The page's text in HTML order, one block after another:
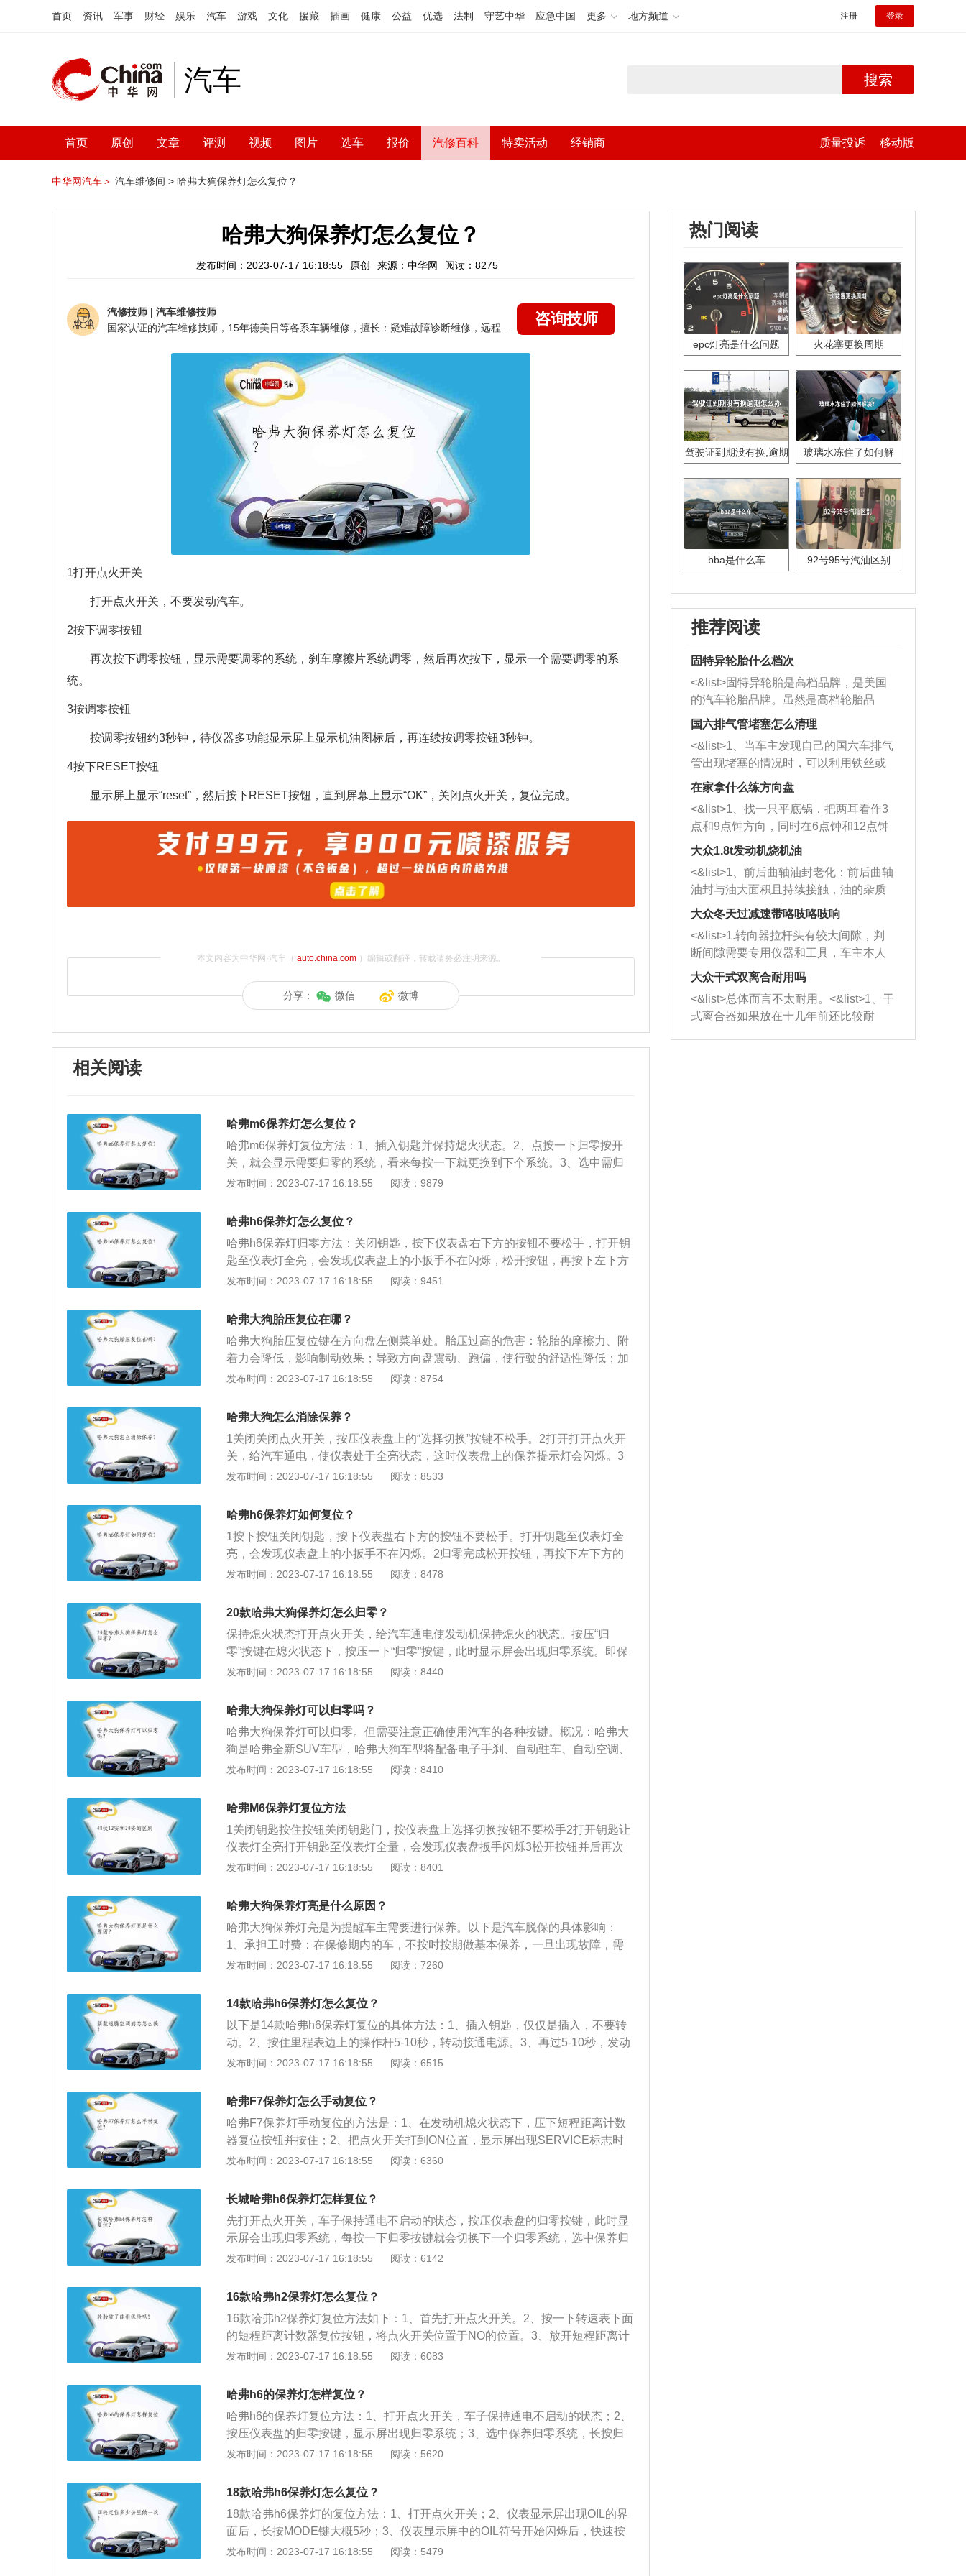
首页 资讯 军事 财经 娱乐 汽车 游戏 文化 援藏 插画 健康 公益 优选 法制 守艺中华 应急中国 更多 地方频道 注册 登录
汽车 搜索
首页 原创 文章 评测 视频 图片 选车 报价 汽修百科 特卖活动 经销商 质量投诉 移动版
中华网汽车＞ 汽车维修间 > 哈弗大狗保养灯怎么复位？
哈弗大狗保养灯怎么复位？
发布时间：2023-07-17 16:18:55 原创 来源：中华网 阅读：8275
汽修技师 | 汽车维修技师
咨询技师
1打开点火开关
打开点火开关，不要发动汽车。
2按下调零按钮
再次按下调零按钮，显示需要调零的系统，刹车摩擦片系统调零，然后再次按下，显示一个需要调零的系
统。
3按调零按钮
按调零按钮约3秒钟，待仪器多功能显示屏上显示机油图标后，再连续按调零按钮3秒钟。
4按下RESET按钮
显示屏上显示“reset”，然后按下RESET按钮，直到屏幕上显示“OK”，关闭点火开关，复位完成。
本文内容为中华网·汽车（ auto.china.com）编辑或翻译，转载请务必注明来源。
分享： 微信 微博
相关阅读
哈弗m6保养灯怎么复位？
哈弗m6保养灯复位方法：1、插入钥匙并保持熄火状态。2、点按一下归零按开
关，就会显示需要归零的系统，看来每按一下就更换到下个系统。3、选中需归
零的系统，持续按一下归零按钮大概3s。4、仪表中多功能显示屏显示有关图
养，一般汽车保养之后，4S店的人会取消保养灯的。哈发M6还是位在照顾谈得
来SUV，2017年7月上市，哈发M外观采用了，全新设计语言，外观年轻动感时
尚，充满活力气息，鹰眼式的前大灯、家族式的六哪形蜂族窝状中网、异形的悬
浮车顶、双色后来灯设计，营造出绝具冲击力的运动气质。哈发M6搭载1.5T发动
机，匹配6速度棍或6速度手这一体变速度箱，使用了前麦发逊式独立悬的、后双
二氧化碳排放。有锐利于环境。
发布时间：2023-07-17 16:18:55 阅读：9879
哈弗h6保养灯怎么复位？
哈弗h6保养灯归零方法：关闭钥匙，按下仪表盘右下方的按钮不要松手，打开钥
匙至仪表灯全亮，会发现仪表盘上的小扳手不在闪烁，松开按钮，再按下左下方
的仪表盘按钮，会发现小扳手消失，归零完成。哈弗H6车身长宽高分别为4640m
调节、回家大灯延时关闭、方向盘四向调节、双安全气囊、后排空调出风口等。
发布时间：2023-07-17 16:18:55 阅读：9451
哈弗大狗胎压复位在哪？
哈弗大狗胎压复位键在方向盘左侧菜单处。胎压过高的危害：轮胎的摩擦力、附
着力会降低，影响制动效果；导致方向盘震动、跑偏，使行驶的舒适性降低；加
速轮胎胎面中央的花纹局部磨损，使轮胎寿命下降；车身的震动变大，间接会影
汽车在行驶中受到的负荷增大；耐轧性能下降。当遇到路面的钉子、玻璃等尖锐
物体时，很容易扎入胎内，冲击会产生内裂和爆破，造成爆胎。胎压过低的危
害：与路面的摩擦系数便会增大，油耗上升；造成方向盘很沉，易跑偏等不利驾
乘安全的因素；使轮胎各部位的运动量增大，过度的碾压造成轮胎的异常发热；
使得帘线以及橡胶的功能降低，引发脱层或者帘线折断与轮辋之间产生过度的摩
轮胎变软，强度急剧下降。车辆高速行驶，就可能导致爆胎；使胎体变形增大，
胎侧容易出现裂口，同时产生屈挠运动，导致过度发热，促使橡胶老化，帘布层
疲劳，帘线折断，还会使轮胎接地面积增大，加速胎肩磨损。
发布时间：2023-07-17 16:18:55 阅读：8754
哈弗大狗怎么消除保养？
1关闭关闭点火开关，按压仪表盘上的“选择切换”按键不松手。2打开打开点火开
关，给汽车通电，使仪表处于全亮状态，这时仪表盘上的保养提示灯会闪烁。3
再按压松开“选择切换”按键后，再次按压“选择切换”按键，保养灯消失，说明保养
发布时间：2023-07-17 16:18:55 阅读：8533
哈弗h6保养灯如何复位？
1按下按钮关闭钥匙，按下仪表盘右下方的按钮不要松手。打开钥匙至仪表灯全
亮，会发现仪表盘上的小扳手不在闪烁。2归零完成松开按钮，再按下左下方的
仪表盘按钮，小扳手消失，归零完成。
发布时间：2023-07-17 16:18:55 阅读：8478
20款哈弗大狗保养灯怎么归零？
保持熄火状态打开点火开关，给汽车通电使发动机保持熄火的状态。按压“归
零”按键在熄火状态下，按压一下“归零”按键，此时显示屏会出现归零系统。即保
养灯已经归零。
发布时间：2023-07-17 16:18:55 阅读：8440
哈弗大狗保养灯可以归零吗？
哈弗大狗保养灯可以归零。但需要注意正确使用汽车的各种按键。概况：哈弗大
狗是哈弗全新SUV车型，哈弗大狗车型将配备电子手刹、自动驻车、自动空调、
ACC自适应巡航、语音识别、智能互联系统、无线充电等配置。其他：哈弗大狗
全球化、高智能、模块化技术平台长城柠檬。油耗为6.9至8.0L/100km。
发布时间：2023-07-17 16:18:55 阅读：8410
哈弗M6保养灯复位方法
1关闭钥匙按住按钮关闭钥匙门，按仪表盘上选择切换按钮不要松手2打开钥匙让
仪表灯全亮打开钥匙至仪表灯全量，会发现仪表盘扳手闪烁3松开按钮并后再次
按下松开按钮并再次按下仪表盘选择切换按钮，此时保养扳手消失4复位完成完
发布时间：2023-07-17 16:18:55 阅读：8401
哈弗大狗保养灯亮是什么原因？
哈弗大狗保养灯亮是为提醒车主需要进行保养。以下是汽车脱保的具体影响：
1、承担工时费：在保修期内的车，不按时按期做基本保养，一旦出现故障，需
要支付4S店配件费、工时费等。若出现由于电路问题，厂家不负责。2、不利于
胶质、铁屑慢慢增多，机油颜色会渐渐变黑，黏度也会逐渐下降，长时间不更换
机油，这些沉淀物可能会阻塞油道，导致发动机干磨，严重影响发动机的使用寿
命。3、冒烟着火：冷却液的散热性能下降，容易形成水垢，发动机水温偏高继
续行驶容易冒烟着火。
发布时间：2023-07-17 16:18:55 阅读：7260
14款哈弗h6保养灯怎么复位？
以下是14款哈弗h6保养灯复位的具体方法：1、插入钥匙，仅仅是插入，不要转
动。2、按住里程表边上的操作杆5-10秒，转动接通电源。3、再过5-10秒，发动
汽车。这个过程要一直按着操作杆。4、如果没有清除扳手标志，按相同的过程
辆用户手册为准。当保养结束后，技师会通过设置程序，把保养灯重新复位。
发布时间：2023-07-17 16:18:55 阅读：6515
哈弗F7保养灯怎么手动复位？
哈弗F7保养灯手动复位的方法是：1、在发动机熄火状态下，压下短程距离计数
器复位按钮并按住；2、把点火开关打到ON位置，显示屏出现SERVICE标志时
拉出时钟上的分钟按钮，向右转动分钟按钮，此时显示屏上会出现里程显示，接
T哈弗F7两驱i型为例，其是一款紧凑型5门5座suv，其车身尺寸是：长4620m
m、宽1846mm、高1690mm，轴距为2725mm。
发布时间：2023-07-17 16:18:55 阅读：6360
长城哈弗h6保养灯怎样复位？
先打开点火开关，车子保持通电不启动的状态，按压仪表盘的归零按键，此时显
示屏会出现归零系统，每按一下归零按键就会切换下一个归零系统，选中保养归
零系统，长按归零按键，保持3秒左右，直至仪表显示屏中出现相关的图标，说
况下，压下转速表下面的短程距离计数器复位按钮并按住，将长城哈弗h6点火开
关置于ON位置，放开短程距离计数器复位按钮，显示屏出现"SERVICE"标志。
2、拉出时钟上的分钟按钮，向右转动分钟按钮，显示屏上出现里程显示;将发动
机熄火，提醒信息复位、将点火开关置于ON位置，“SERVICE"标志消失即可。
发布时间：2023-07-17 16:18:55 阅读：6142
16款哈弗h2保养灯怎么复位？
16款哈弗h2保养灯复位方法如下：1、首先打开点火开关。2、按一下转速表下面
的短程距离计数器复位按钮，将点火开关位置于NO的位置。3、放开短程距离计
数器复位按钮，显示屏出现“SERVICE”标志。4、拉出时钟上的分钟按钮，向右
E”标志消失即复位。扩展相关资料如下：1、保养灯复位是对信息进行归零，是
一种信息重置。2、保养灯是为了提醒车主在规定的时间内对汽车进行保养，以
仪表闪烁的方式提醒。3、仪表板上显示的“SERVICE”标志是保养周期指示标
志，显示屏显示“SERVICE”标志，说明汽车应该进行保养，保养后要进行归零操
作。
发布时间：2023-07-17 16:18:55 阅读：6083
哈弗h6的保养灯怎样复位？
哈弗h6的保养灯复位方法：1、打开点火开关，车子保持通电不启动的状态；2、
按压仪表盘的归零按键，显示屏出现归零系统；3、选中保养归零系统，长按归
零按键，保持3秒左右，直至仪表显示屏中出现相关的图标，保养灯即可复位。
米、高1730毫米，轴距为2738毫米。这款车搭载了2.0t涡轮增压直列4缸发动
机，最大功率是155千瓦，最大扭矩是325牛米。
发布时间：2023-07-17 16:18:55 阅读：5620
18款哈弗h6保养灯怎么复位？
18款哈弗h6保养灯的复位方法：1、打开点火开关；2、仪表显示屏出现OIL的界
面后，长按MODE键大概5秒；3、仪表显示屏中的OIL符号开始闪烁后，快速按
压MODE键5次以上；4、OIL符号闪烁熄灭后，保养复位即完成。18款哈弗h6的
发布时间：2023-07-17 16:18:55 阅读：5479
热门阅读
epc灯亮是什么问题 火花塞更换周期
驾驶证到期没有换,逾期
玻璃水冻住了如何解
bba是什么车 92号95号汽油区别
推荐阅读
固特异轮胎什么档次
<&list>固特异轮胎是高档品牌，是美国
的汽车轮胎品牌。虽然是高档轮胎品
牌，但是中高低端的轮胎都有生产，这
也是为了更好的开拓市场。
国六排气管堵塞怎么清理
<&list>1、当车主发现自己的国六车排气
管出现堵塞的情况时，可以利用铁丝或
者是细棍，直接将杂物给取出来，如果
堵塞情况比较严重，也可以采取应急措
施。 <&list>2、直接利用木棍将所有的
杂物推到排气管里面的位置处，然后将
三元催化器拆解开，就可以将堵塞的东
西取出来。但如果是因为积碳过多引起
的堵塞，就需要将三元催化器泡在草酸
洗剂对堵塞的情况得到解决，将清洗剂
放在燃油箱中，与燃油混合后，车辆启
动时，就可以和汽油一起进入到燃烧
室，最后形成废气排出，就可以让三元
催化器得到清洗，排气管堵塞的情况就
能够得到解决。
在家拿什么练方向盘
<&list>1、找一只平底锅，把两耳看作3
点和9点钟方向，同时在6点钟和12点钟
方向做一个标记。 <&list>2、双手握住
一圈半的练习，往右同样也要打相同的
圈数。 <&list>3、最后强调要反复练
习，这样就可以形成肌肉记忆，在真实
驾驶车辆时，不需要记忆也能打好方
向。
大众1.8t发动机烧机油
<&list>1、前后曲轴油封老化：前后曲轴
油封与油大面积且持续接触，油的杂质
和发动机内持续温度变化使其密封效果
逐渐减弱，导致渗油或漏油。<&list>2、
活塞间隙过大：积碳会使活塞环与缸体
的间隙扩大，导致机油流入燃烧室中，
造成烧机油。<&list>3、机油粘度。使用
机油粘度过小的话，同样会有烧机油现
象，机油粘度过小具有很好的流动性，
大众冬天过减速带咯吱咯吱响
<&list>1.转向器拉杆头有较大间隙，判
断间隙需要专用仪器和工具，车主本人
无法制作，需要将车辆送到修理厂或4s
店；<&list>2.车辆半轴套管防尘罩破
裂，破裂后会出现漏油现象，使半轴磨
损严重，磨损的半轴容易损坏，产生异
响；<&list>3.稳定器的转向胶套和球头
大众干式双离合耐用吗
<&list>总体而言不太耐用。<&list>1、干
式离合器如果放在十几年前还比较耐